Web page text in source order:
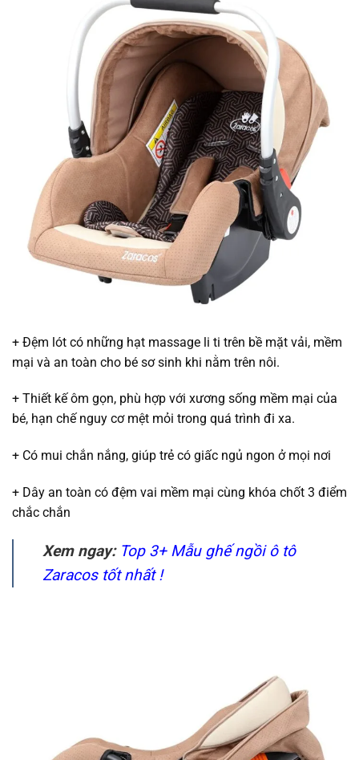
+ Đệm lót có những hạt massage li ti trên bề mặt vải, mềm
mại và an toàn cho bé sơ sinh khi nằm trên nôi.
+ Thiết kế ôm gọn, phù hợp với xương sống mềm mại của
bé, hạn chế nguy cơ mệt mỏi trong quá trình đi xa.
+ Có mui chắn nắng, giúp trẻ có giấc ngủ ngon ở mọi nơi
+ Dây an toàn có đệm vai mềm mại cùng khóa chốt 3 điểm
chắc chắn
Xem ngay: Top 3+ Mẫu ghế ngồi ô tô
Zaracostốt nhất !